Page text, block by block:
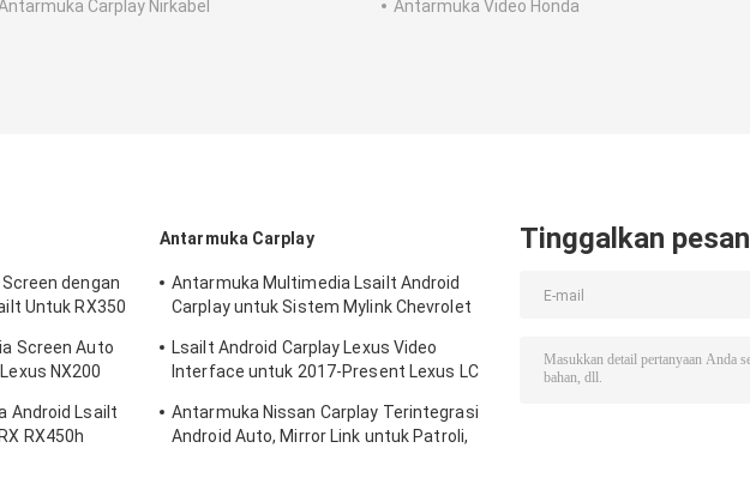
Carplay Nirkabel Antarmuka Video Honda
dengan
Untuk RX350
Screen Auto
NX200
Android Lsailt
RX450h
Antarmuka Carplay
Antarmuka Multimedia Lsailt Android
Carplay untuk Sistem Mylink Chevrolet
Lsailt Android Carplay Lexus Video
Interface untuk 2017-Present Lexus LC
Antarmuka Nissan Carplay Terintegrasi
Android Auto, Mirror Link untuk Patroli,
Tinggalkan pesan